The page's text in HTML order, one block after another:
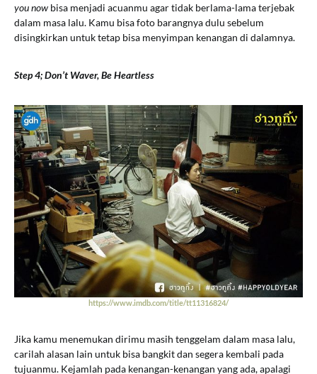
you now bisa menjadi acuanmu agar tidak berlama-lama terjebak
dalam masa lalu. Kamu bisa foto barangnya dulu sebelum
disingkirkan untuk tetap bisa menyimpan kenangan di dalamnya.
Step 4; Don’t Waver, Be Heartless
https://www.imdb.com/title/tt11316824/
Jika kamu menemukan dirimu masih tenggelam dalam masa lalu,
carilah alasan lain untuk bisa bangkit dan segera kembali pada
tujuanmu. Kejamlah pada kenangan-kenangan yang ada, apalagi